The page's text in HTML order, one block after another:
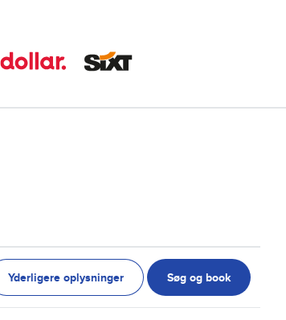
Yderligere oplysninger Søg og book